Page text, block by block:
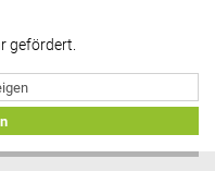
gefördert.